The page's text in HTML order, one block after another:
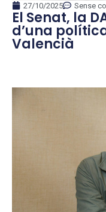
27/10/2025 Sense
El Senat, la
d’una
Valencià